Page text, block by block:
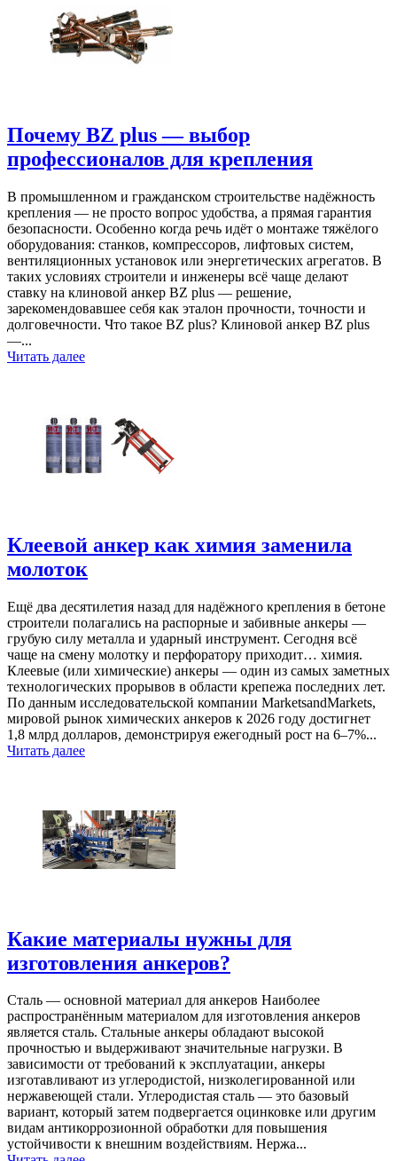
Почему BZ plus — выбор
профессионалов для крепления
В промышленном и гражданском строительстве надёжность
крепления — не просто вопрос удобства, а прямая гарантия
безопасности. Особенно когда речь идёт о монтаже тяжёлого
оборудования: станков, компрессоров, лифтовых систем,
вентиляционных установок или энергетических агрегатов. В
таких условиях строители и инженеры всё чаще делают
ставку на клиновой анкер BZ plus — решение,
зарекомендовавшее себя как эталон прочности, точности и
долговечности. Что такое BZ plus? Клиновой анкер BZ plus
—...
Читать далее
Клеевой анкер как химия заменила
молоток
Ещё два десятилетия назад для надёжного крепления в бетоне
строители полагались на распорные и забивные анкеры —
грубую силу металла и ударный инструмент. Сегодня всё
чаще на смену молотку и перфоратору приходит… химия.
Клеевые (или химические) анкеры — один из самых заметных
технологических прорывов в области крепежа последних лет.
По данным исследовательской компании MarketsandMarkets,
мировой рынок химических анкеров к 2026 году достигнет
1,8 млрд долларов, демонстрируя ежегодный рост на 6–7%...
Читать далее
Какие материалы нужны для
изготовления анкеров?
Сталь — основной материал для анкеров Наиболее
распространённым материалом для изготовления анкеров
является сталь. Стальные анкеры обладают высокой
прочностью и выдерживают значительные нагрузки. В
зависимости от требований к эксплуатации, анкеры
изготавливают из углеродистой, низколегированной или
нержавеющей стали. Углеродистая сталь — это базовый
вариант, который затем подвергается оцинковке или другим
видам антикоррозионной обработки для повышения
устойчивости к внешним воздействиям. Нержа...